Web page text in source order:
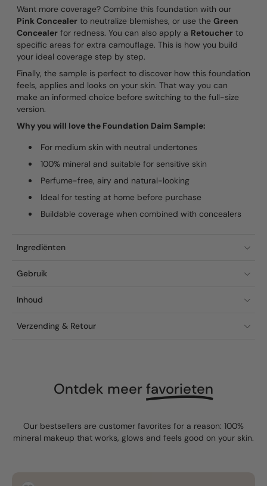
Want more coverage? Combine this foundation with our
Pink Concealer to neutralize blemishes, or use the Green
Concealer for redness. You can also apply a Retoucher to
specific areas for extra camouflage. This is how you build
your ideal coverage step by step.
Finally, the sample is perfect to discover how this foundation
feels, applies and looks on your skin. That way you can
make an informed choice before switching to the full-size
version.
Why you will love the Foundation Daim Sample:
For medium skin with neutral undertones
100% mineral and suitable for sensitive skin
Perfume-free, airy and natural-looking
Ideal for testing at home before purchase
Buildable coverage when combined with concealers
Ingrediënten
Gebruik
Inhoud
Verzending & Retour
Ontdek meerfavorieten
Our bestsellers are customer favorites for a reason: 100%
mineral makeup that works, glows and feels good on your skin.